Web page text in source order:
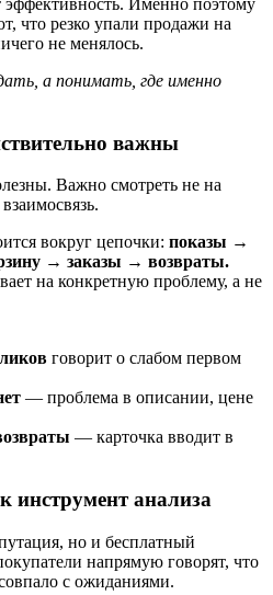
эффективность. Именно поэтому
что резко упали продажи на
не менялось.
а понимать, где именно
важны
Важно смотреть не на
вокруг цепочки: показы →
→ заказы → возвраты.
на конкретную проблему, а не
говорит о слабом первом
— проблема в описании, цене
— карточка вводит в
инструмент анализа
но и бесплатный
напрямую говорят, что
с ожиданиями.